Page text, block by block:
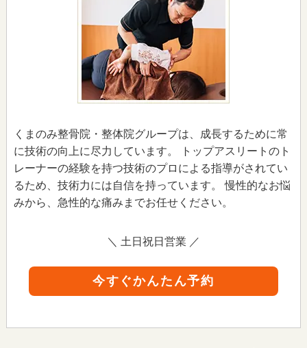
くまのみ整骨院・整体院グループは、成長するために常
に技術の向上に尽力しています。 トップアスリートのト
レーナーの経験を持つ技術のプロによる指導がされてい
るため、技術力には自信を持っています。 慢性的なお悩
みから、急性的な痛みまでお任せください。
＼ 土日祝日営業 ／
今すぐかんたん予約